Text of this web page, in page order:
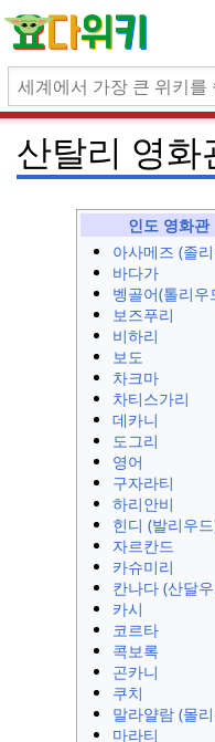
산탈리 영화
인도 영화관
아사메즈 (졸
바다가
벵골어(톨리우
보즈푸리
비하리
보도
차크마
차티스가리
데카니
도그리
영어
구자라티
하리안비
힌디 (발리우
자르칸드
카슈미리
칸나다 (산달
카시
코르타
콕보록
곤카니
쿠치
말라얄람 (몰
마라티